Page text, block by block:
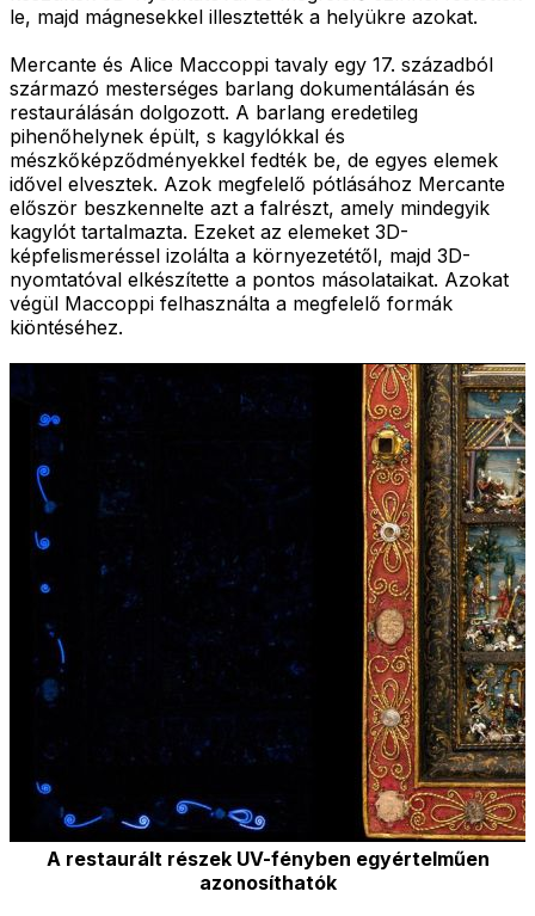
le, majd mágnesekkel illesztették a helyükre azokat.
Mercante és Alice Maccoppi tavaly egy 17. századból
származó mesterséges barlang dokumentálásán és
restaurálásán dolgozott. A barlang eredetileg
pihenőhelynek épült, s kagylókkal és
mészkőképződményekkel fedték be, de egyes elemek
idővel elvesztek. Azok megfelelő pótlásához Mercante
először beszkennelte azt a falrészt, amely mindegyik
kagylót tartalmazta. Ezeket az elemeket 3D-
képfelismeréssel izolálta a környezetétől, majd 3D-
nyomtatóval elkészítette a pontos másolataikat. Azokat
végül Maccoppi felhasználta a megfelelő formák
kiöntéséhez.
A restaurált részek UV-fényben egyértelműen
azonosíthatók